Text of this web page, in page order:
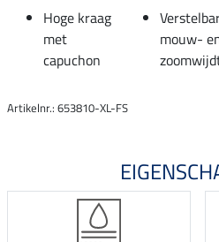
Hoge kraag
met
capuchon
mouw-
Artikelnr.: 653810-XL-FS